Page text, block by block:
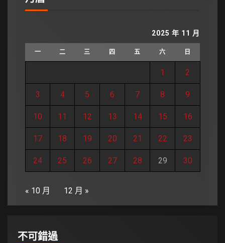
2025 年 11 月
一 二 三 四 五 六 日
1 2
3 4 5 6 7 8 9
10 11 12 13 14 15 16
17 18 19 20 21 22 23
24 25 26 27 28 29 30
« 10 月 12 月 »
不可錯過